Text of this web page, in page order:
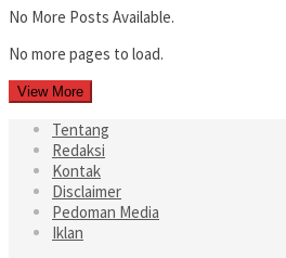
No More Posts Available.
No more pages to load.
View More
Tentang
Redaksi
Kontak
Disclaimer
Pedoman Media
Iklan